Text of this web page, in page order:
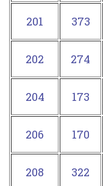
201
373
202
274
204
173
206
170
208
322